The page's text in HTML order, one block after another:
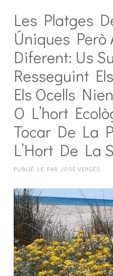
Les Platges
Úniques Però
Diferent: Us
Resseguint
Els Ocells
O L’hort
Tocar De La
L’Hort De La
PUBLIÉ LE PAR JOSÉ VERGÉS